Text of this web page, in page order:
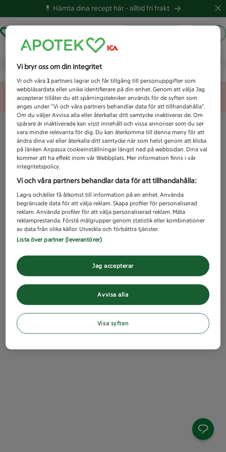
💊 Hämta dina recept här -alltid fri frakt
Vad letar du efter idag?
Unknown error
Vi bryr oss om din integritet
Vi och våra1 partners lagrar och får tillgång till personuppgifter som
webbläsardata eller unika identifierare på din enhet. Genom att välja Jag
accepterar tillåter du att spårningstekniker används för de syften som
anges under ”Vi och våra partners behandlar data för att tillhandahålla”.
Om du väljer Avvisa alla eller återkallar ditt samtycke inaktiveras de. Om
spårare är inaktiverade kan visst innehåll och vissa annonser som du ser
vara mindre relevanta för dig. Du kan återkomma till denna meny för att
ändra dina val eller återkalla ditt samtycke när som helst genom att klicka
på länken Anpassa cookieinställningar längst ned på webbsidan. Dina val
kommer att ha effekt inom vår Webbplats. Mer information finns i vår
integritetspolicy.
Vi och våra partners behandlar data för att tillhandahålla:
Lagra och/eller få åtkomst till information på en enhet. Använda
begränsade data för att välja reklam. Skapa profiler för personaliserad
reklam. Använda profiler för att välja personaliserad reklam. Mäta
reklamprestanda. Förstå målgrupper genom statistik eller kombinationer
av data från olika källor. Utveckla och förbättra tjänster.
Lista över partner (leverantörer)
Avvisa alla
Jag accepterar
Visa syften